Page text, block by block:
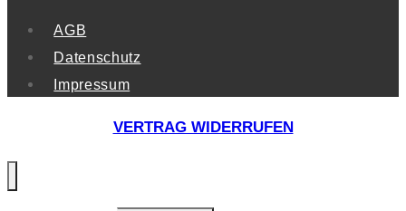
AGB
Datenschutz
Impressum
VERTRAG WIDERRUFEN